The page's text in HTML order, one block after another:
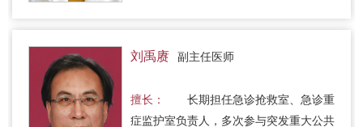
刘禹赓 副主任医师
擅长：
长期担任急诊抢救室、急诊重
症监护室负责人，多次参与突发重大公共